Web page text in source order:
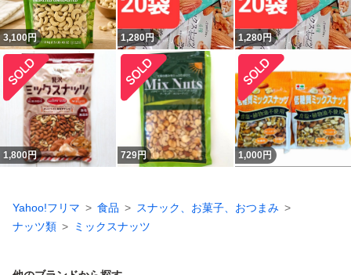
3,100円 1,280円 1,280円
1,800円 729円 1,000 円
Yahoo!フリマ 食品
スナック、お菓子、おつまみ
ナッツ類
ミックスナッツ